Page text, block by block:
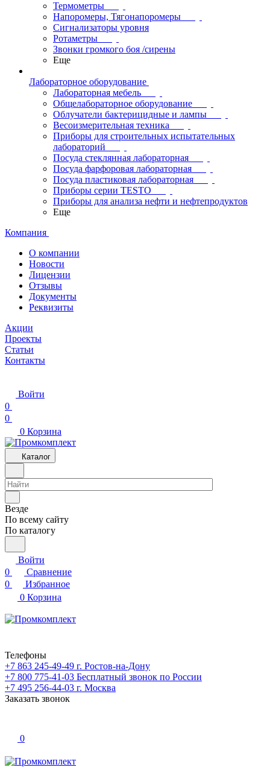
Термометры
Напоромеры, Тягонапоромеры
Сигнализаторы уровня
Ротаметры
Звонки громкого боя /сирены
Еще
Лабораторное оборудование
Лабораторная мебель
Общелабораторное оборудование
Облучатели бактерицидные и лампы
Весоизмерительная техника
Приборы для строительных испытательных
лабораторий
Посуда стеклянная лабораторная
Посуда фарфоровая лабораторная
Посуда пластиковая лабораторная
Приборы серии TESTO
Приборы для анализа нефти и нефтепродуктов
Еще
Компания
О компании
Новости
Лицензии
Отзывы
Документы
Реквизиты
Акции
Проекты
Статьи
Контакты
Войти
0
0
0 Корзина
Каталог
Везде
По всему сайту
По каталогу
Войти
0
Сравнение
0
Избранное
0 Корзина
Телефоны
+7 863 245-49-49 г. Ростов-на-Дону
+7 800 775-41-03 Бесплатный звонок по России
+7 495 256-44-03 г. Москва
Заказать звонок
0